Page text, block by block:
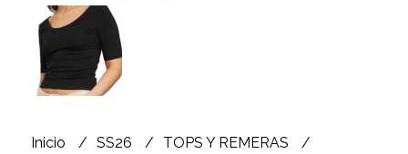
Inicio SS26
TOPS Y REMERAS